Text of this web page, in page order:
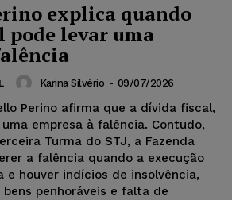
explica quando
pode levar uma
Karina Silvério - 09/07/2026
Perino afirma que a dívida fiscal,
empresa à falência. Contudo,
Turma do STJ, a Fazenda
a falência quando a execução
houver indícios de insolvência,
penhoráveis e falta de